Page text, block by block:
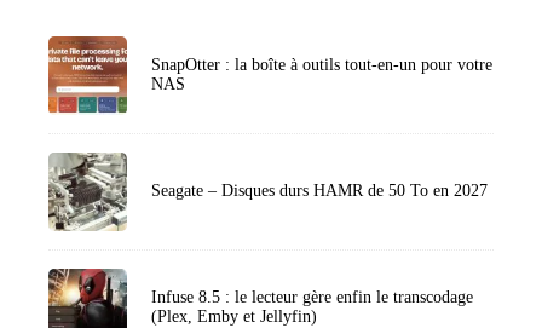
SnapOtter : la boîte à outils tout-en-un pour votre
NAS
Seagate – Disques durs HAMR de 50 To en 2027
Infuse 8.5 : le lecteur gère enfin le transcodage
(Plex, Emby et Jellyfin)